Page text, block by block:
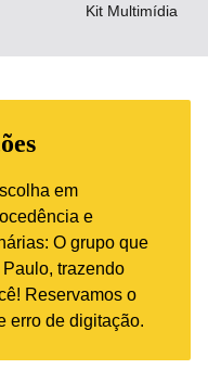
Kit Multimídia
em
e
O grupo que
trazendo
Reservamos o
erro de digitação.